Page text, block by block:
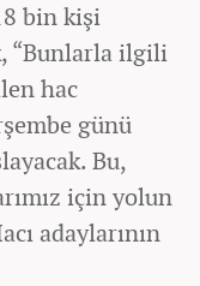
bin kişi
“Bunlarla ilgili
hac
günü
Bu,
için yolun
adaylarının